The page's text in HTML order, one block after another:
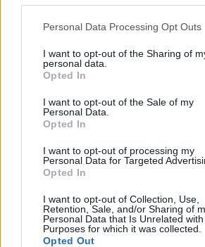
Personal Data Processing Opt Outs
I want to opt-out of the Sharing of
personal data.
Opted In
I want to opt-out of the Sale of my
Personal Data.
Opted In
I want to opt-out of processing my
Personal Data for Targeted
Opted In
I want to opt-out of Collection, Use,
Retention, Sale, and/or Sharing of
Personal Data that Is Unrelated
Purposes for which it was collected.
Opted Out
SOFTBALL
Il malnatese Ivan Parise
nazionale Under 15 di
vittoria: l’Italia campione